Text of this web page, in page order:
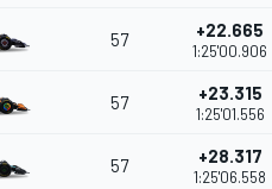
57 +22.665
1:25'00.906
57 +23.315
1:25'01.556
57 +28.317
1:25'06.558